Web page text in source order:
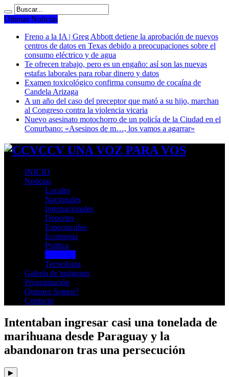
Ultimas Noticias
Freno a la IA | Greg Abbott detiene la aprobación de nuevos
centros de datos en Texas debido a preocupaciones sobre el
consumo eléctrico y de agua
Te ofrecen trabajo, pero es un engaño: así son las nuevas
estafas laborales para robar dinero y datos
Examen toxicológico confirma consumo de cocaína de
Candela Arizaga
A un año del caso del preceptor que mató a su hijo, marchan
al Congreso contra la violencia vicaria
Nuevo asesinato motochorro de un policía de la Ciudad en el
Conurbano: «Asesinos de m…, los vamos a agarrar»
CCV UNA VOZ PARA VOS
INICIO
Noticias
Locales
Nacionales
Internacionales
Deportes
Espectaculos
Economia
Politica
Tecnologia
Galería de imágenes
Programación
Quienes Somos?
Contacto
Intentaban ingresar casi una tonelada de
marihuana desde Paraguay y la
abandonaron tras una persecución
▶